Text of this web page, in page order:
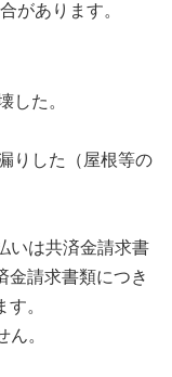
があります。
した。
りした（屋根等の
いは共済金請求書
金請求書類につき
。
。